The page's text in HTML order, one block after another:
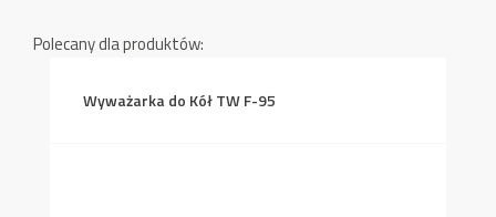
Polecany dla produktów:
Wyważarka do Kół TW F-95